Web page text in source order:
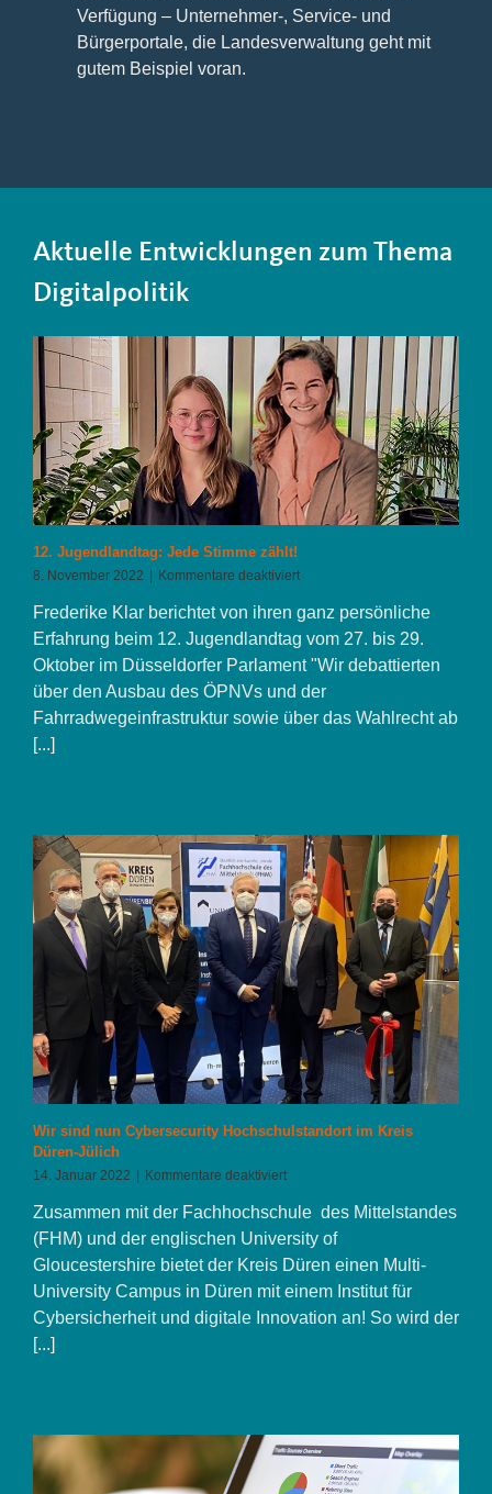
Verfügung – Unternehmer-, Service- und
Bürgerportale, die Landesverwaltung geht mit
gutem Beispiel voran.
Aktuelle Entwicklungen zum Thema
Digitalpolitik
12. Jugendlandtag: Jede Stimme zählt!
8. November 2022 Kommentare deaktiviertfür
Jugendlandtag:
Jede
zählt!
Frederike Klar berichtet von ihren ganz persönliche
Erfahrung beim 12. Jugendlandtag vom 27. bis 29.
Oktober im Düsseldorfer Parlament "Wir debattierten
über den Ausbau des ÖPNVs und der
Fahrradwegeinfrastruktur sowie über das Wahlrecht ab
[...]
Wir sind nun Cybersecurity Hochschulstandort im Kreis
Düren-Jülich
14. Januar 2022 | Kommentare deaktiviertfür
sind
nun
Cybersecurity
Hochschulstandort
im
Kreis
Zusammen mit der Fachhochschule des Mittelstandes
(FHM) und der englischen University of
Gloucestershire bietet der Kreis Düren einen Multi-
University Campus in Düren mit einem Institut für
Cybersicherheit und digitale Innovation an! So wird der
[...]